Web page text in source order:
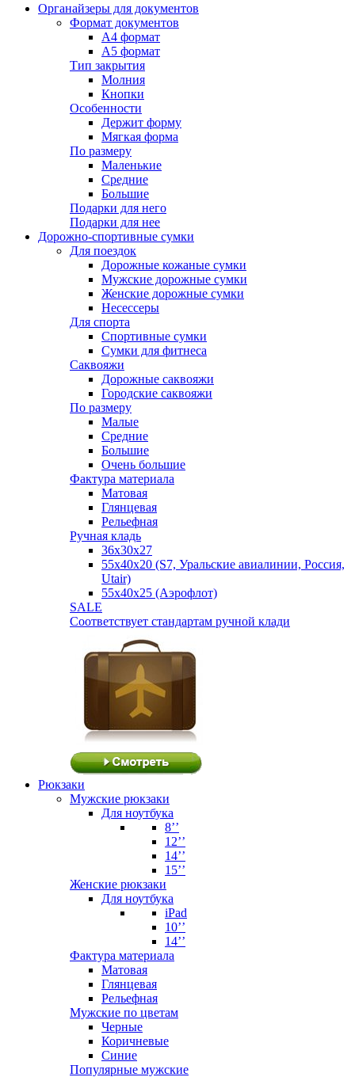
Органайзеры для документов
Формат документов
А4 формат
А5 формат
Тип закрытия
Молния
Кнопки
Особенности
Держит форму
Мягкая форма
По размеру
Маленькие
Средние
Большие
Подарки для него
Подарки для нее
Дорожно-спортивные сумки
Для поездок
Дорожные кожаные сумки
Мужские дорожные сумки
Женские дорожные сумки
Несессеры
Для спорта
Спортивные сумки
Сумки для фитнеса
Саквояжи
Дорожные саквояжи
Городские саквояжи
По размеру
Малые
Средние
Большие
Очень большие
Фактура материала
Матовая
Глянцевая
Рельефная
Ручная кладь
36х30x27
55х40х20 (S7, Уральские авиалинии, Россия,
Utair)
55х40х25 (Аэрофлот)
SALE
Соответствует стандартам ручной клади
Рюкзаки
Мужские рюкзаки
Для ноутбука
8’’
12’’
14’’
15’’
Женские рюкзаки
Для ноутбука
iPad
10’’
14’’
Фактура материала
Матовая
Глянцевая
Рельефная
Мужские по цветам
Черные
Коричневые
Синие
Популярные мужские